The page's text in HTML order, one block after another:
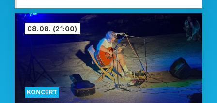
KONCERT
08.08. (21:00)